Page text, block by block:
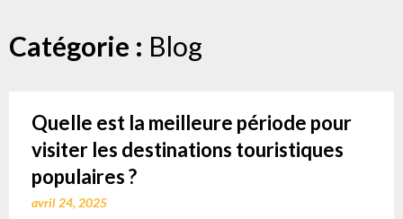
Aller
Catégorie : Blog
Quelle est la meilleure période pour
visiter les destinations touristiques
populaires ?
avril 24, 2025